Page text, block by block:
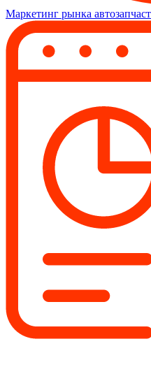
Маркетинг рынка